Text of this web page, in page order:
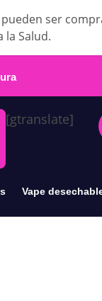
ser
la Salud.
[gtranslate]
Vape